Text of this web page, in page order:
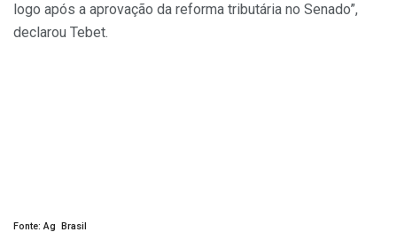
logo após a aprovação da reforma tributária no Senado”,
declarou Tebet.
Fonte: Ag Brasil